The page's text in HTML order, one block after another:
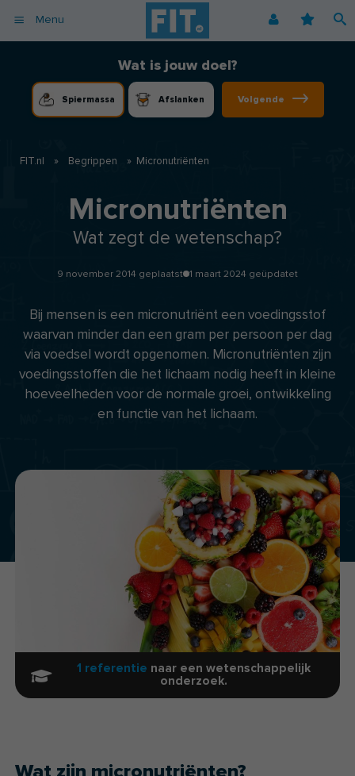
Menu
Cardio
Herstel
Mindset
Voedingssupplementen
Voedingsschema
Fitnessschema
Podcast voor professionals
Vegetarische recepten
Vegan recepten
Coaching
Vacatures
Nieuwsbrief
Wat is jouw doel?
Spiermassa Afslanken Volgende
FIT.nl » Begrippen » Micronutriënten
Micronutriënten
Wat zegt de wetenschap?
9 november 2014 geplaatst 1 maart 2024 geüpdatet
Bij mensen is een micronutriënt een voedingsstof
waarvan minder dan een gram per persoon per dag
via voedsel wordt opgenomen. Micronutriënten zijn
voedingsstoffen die het lichaam nodig heeft in kleine
hoeveelheden voor de normale groei, ontwikkeling
en functie van het lichaam.
1 referentie naar een wetenschappelijk
onderzoek.